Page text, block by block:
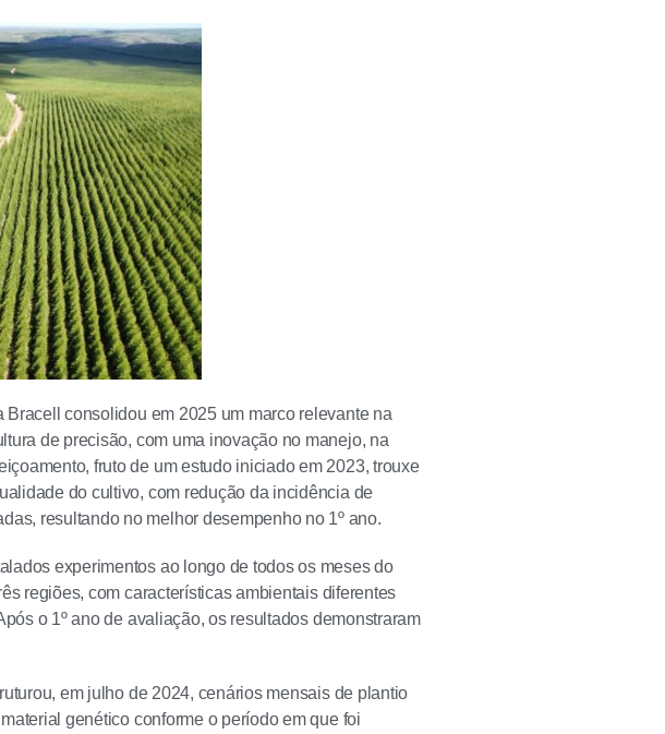
consolidou em 2025 um marco relevante na
de precisão, com uma inovação no manejo, na
fruto de um estudo iniciado em 2023, trouxe
do cultivo, com redução da incidência de
resultando no melhor desempenho no 1º ano.
experimentos ao longo de todos os meses do
regiões, com características ambientais diferentes
o 1º ano de avaliação, os resultados demonstraram
em julho de 2024, cenários mensais de plantio
genético conforme o período em que foi